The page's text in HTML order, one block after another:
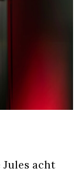
acht